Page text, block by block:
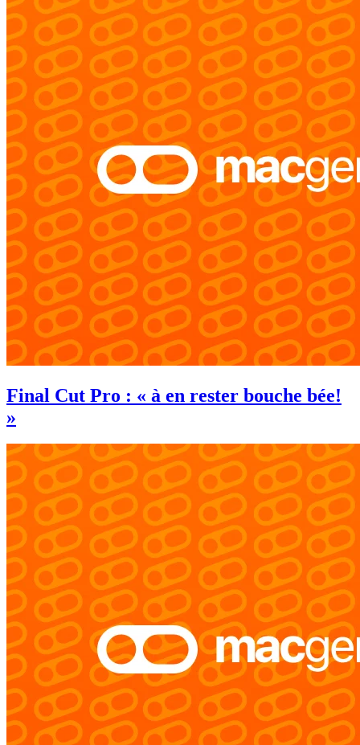
Final Cut Pro : « à en rester bouche bée!
»